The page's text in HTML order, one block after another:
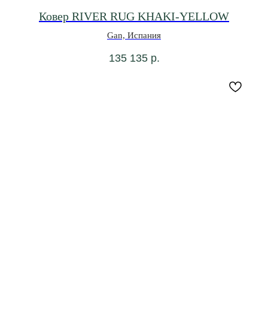
Ковер RIVER RUG KHAKI-YELLOW
Gan, Испания
135 135 р.